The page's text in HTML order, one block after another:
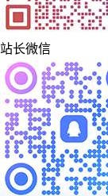
站长微信